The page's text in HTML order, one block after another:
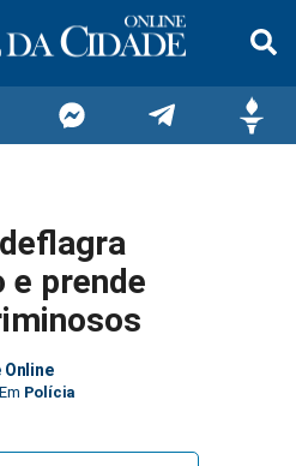
no
MessengerTelegram
e prende
Polícia